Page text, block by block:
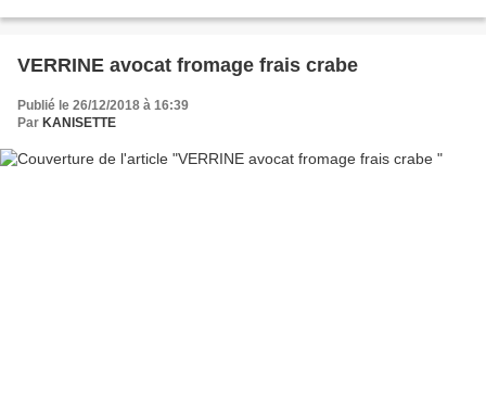
VERRINE avocat fromage frais crabe
Publié le 26/12/2018 à 16:39
Par KANISETTE